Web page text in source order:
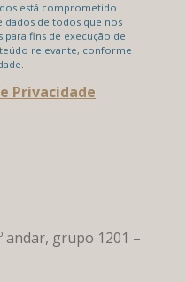
está comprometido
de todos que nos
fins de execução de
relevante, conforme
Privacidade
andar, grupo 1201 –